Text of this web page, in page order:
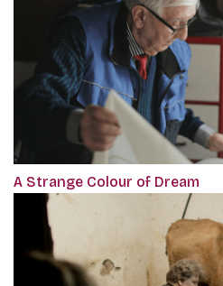
A Strange Colour of Dream